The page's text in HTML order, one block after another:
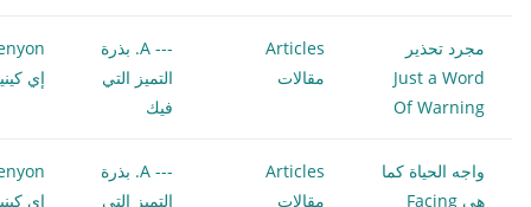
مجرد تحذير
Just a Word
Of Warning
Articles
مقالات
--- A. بذرة
التميز التي
فيك
إي
واجه الحياة كما
هي Facing
Articles
مقالات
--- A. بذرة
التميز التي
إي